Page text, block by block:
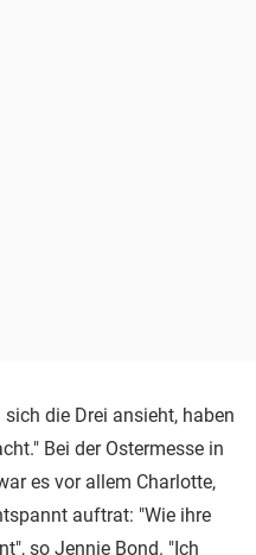
die Drei ansieht, haben
Bei der Ostermesse in
es vor allem Charlotte,
auftrat: "Wie ihre
so Jennie Bond. "Ich